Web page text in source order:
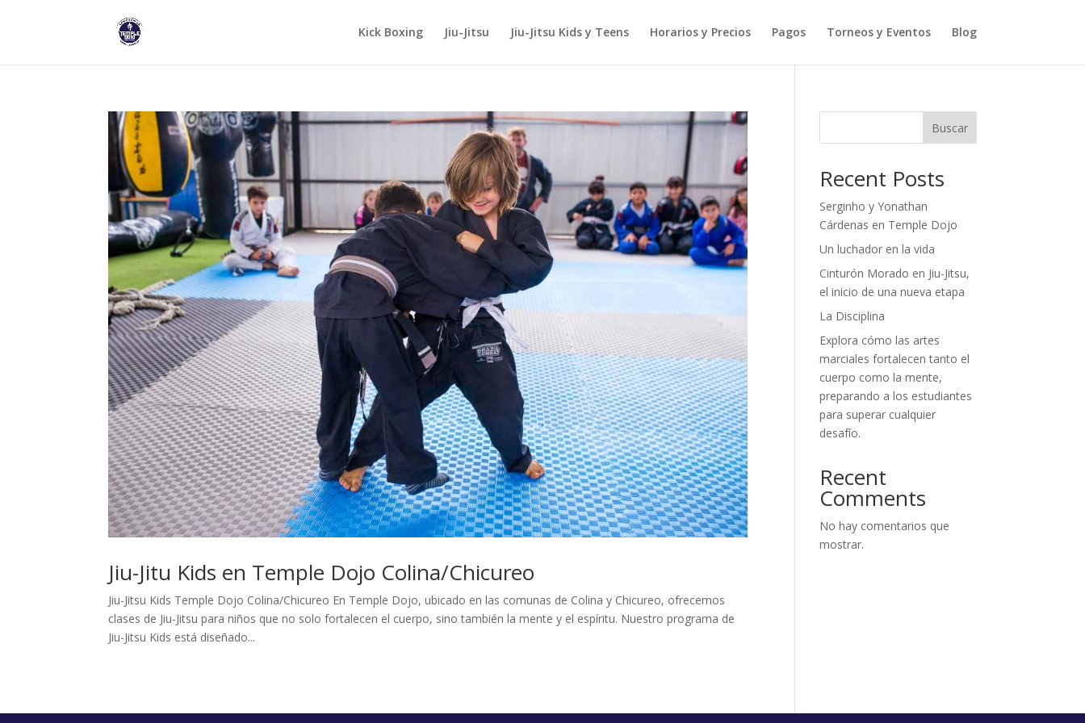
Kick Boxing Jiu-Jitsu Jiu-Jitsu Kids y Teens Horarios y Precios Pagos Torneos y Eventos Blog
Jiu-Jitu Kids en Temple Dojo Colina/Chicureo
Jiu-Jitsu Kids Temple Dojo Colina/Chicureo En Temple Dojo, ubicado en las comunas de Colina y Chicureo, ofrecemos
clases de Jiu-Jitsu para niños que no solo fortalecen el cuerpo, sino también la mente y el espíritu. Nuestro programa de
Jiu-Jitsu Kids está diseñado...
Buscar
Recent Posts
Serginho y Yonathan
Cárdenas en Temple Dojo
Un luchador en la vida
Cinturón Morado en Jiu-Jitsu,
el inicio de una nueva etapa
La Disciplina
Explora cómo las artes
marciales fortalecen tanto el
cuerpo como la mente,
preparando a los estudiantes
para superar cualquier
desafío.
Recent
Comments
No hay comentarios que
mostrar.